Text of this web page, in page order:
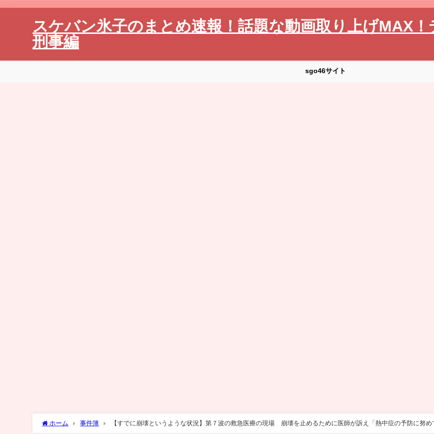
スケバン氷子のまとめ速報！話題な動画取り上げMAX
刑事編
sgo46サイト
ホーム 事件簿
【すでに崩壊というような状況】第７波の救急医療の現場 崩壊を止めるために医師が訴え「熱中症の予防に努め